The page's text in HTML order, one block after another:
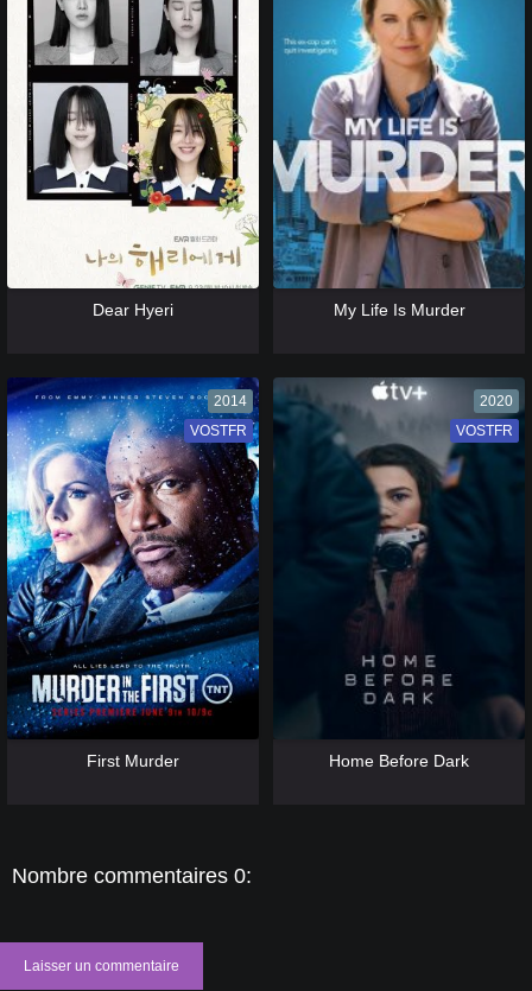
Dear Hyeri My Life Is Murder
2014
VF
VOSTFR
First Murder
2020
VF
VOSTFR
Home Before Dark
Nombre commentaires 0:
Laisser un commentaire